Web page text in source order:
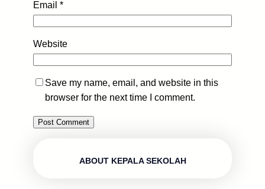
Email *
Website
Save my name, email, and website in this
browser for the next time I comment.
ABOUT KEPALA SEKOLAH